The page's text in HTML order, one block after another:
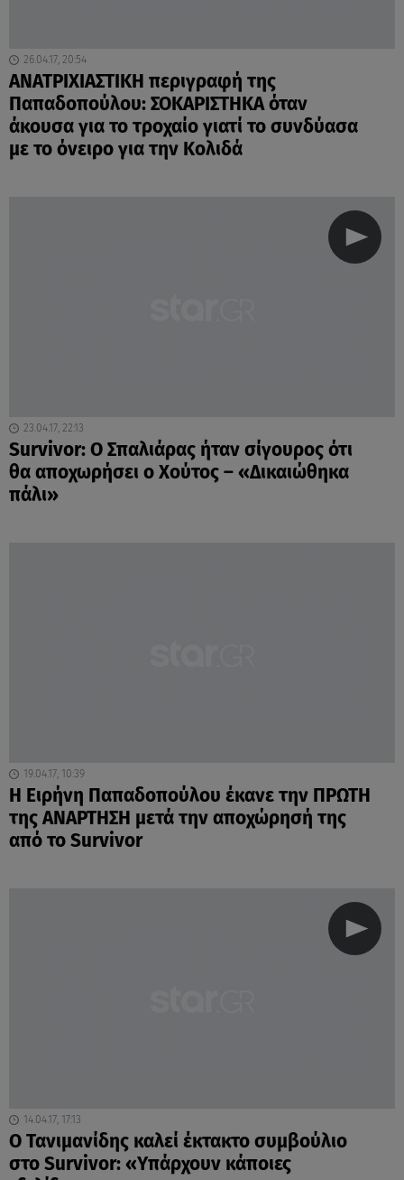
26.04.17, 20:54
ΑΝΑΤΡΙΧΙΑΣΤΙΚΗ περιγραφή της
Παπαδοπούλου: ΣΟΚΑΡΙΣΤΗΚΑ όταν
άκουσα για το τροχαίο γιατί το συνδύασα
με το όνειρο για την Κολιδά
23.04.17, 22:13
Survivor: O Σπαλιάρας ήταν σίγουρος ότι
θα αποχωρήσει ο Χούτος – «Δικαιώθηκα
πάλι»
19.04.17, 10:39
Η Ειρήνη Παπαδοπούλου έκανε την ΠΡΩΤΗ
της ΑΝΑΡΤΗΣΗ μετά την αποχώρησή της
από το Survivor
14.04.17, 17:13
Ο Τανιμανίδης καλεί έκτακτο συμβούλιο
στο Survivor: «Υπάρχουν κάποιες